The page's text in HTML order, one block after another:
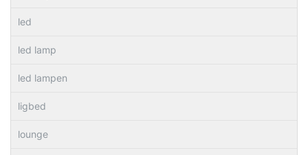
led
led lamp
led lampen
ligbed
lounge